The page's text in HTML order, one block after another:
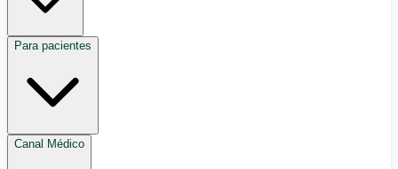
Para pacientes
Canal Médico